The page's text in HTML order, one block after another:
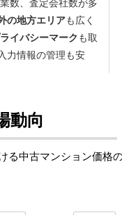
動向
る中古マンション価格